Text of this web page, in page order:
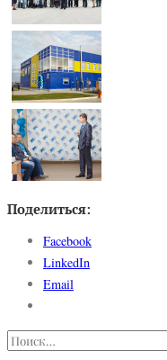
Поделиться:
Facebook
LinkedIn
Email
Найти: